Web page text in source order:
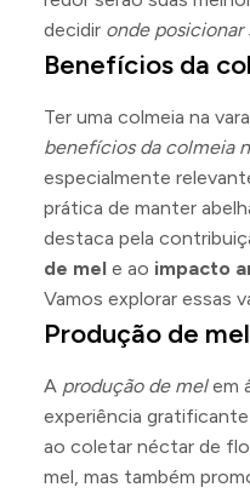
decidir onde posicionar
Benefícios da
Ter uma colmeia na
benefícios da colmeia
especialmente
prática de manter
destaca pela
de mel e ao impacto
Vamos explorar essas
Produção de
A produção de melem
experiência
ao coletar néctar de
mel, mas também